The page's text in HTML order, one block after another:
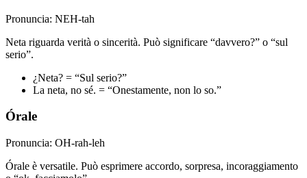
Pronuncia: NEH-tah
Neta riguarda verità o sincerità. Può significare “davvero?” o “sul
serio”.
¿Neta? = “Sul serio?”
La neta, no sé. = “Onestamente, non lo so.”
Órale
Pronuncia: OH-rah-leh
Órale è versatile. Può esprimere accordo, sorpresa, incoraggiamento